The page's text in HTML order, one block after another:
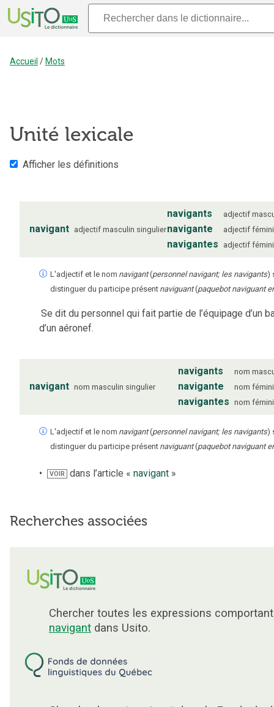
Accueil / Mots
Unité lexicale
Afficher les définitions
navigant adjectif masculin singulier
navigants adjectif
navigante adjectif
navigantes adjectif
L'adjectif et le nom navigant(personnel navigant; les navigants)
distinguer du participe présent naviguant(paquebot naviguant
Se dit du personnel qui fait partie de l’équipage d’un
d’un aéronef.
navigant nom masculin singulier
navigants nom
navigante nom
navigantes nom
L'adjectif et le nom navigant(personnel navigant; les navigants)
distinguer du participe présent naviguant(paquebot naviguant
VOIR dans l’article «navigant »
Recherches associées
Chercher toutes les expressions
navigant dans Usito.